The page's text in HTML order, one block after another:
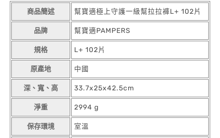
商品簡述 幫寶適極上守護一級幫拉拉褲L+ 102片
品牌 幫寶適PAMPERS
規格 L+ 102片
原產地 中國
深、寬、高 33.7x25x42.5cm
淨重 2994 g
保存環境 室溫